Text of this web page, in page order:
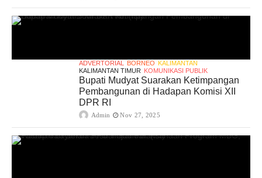
ADVERTORIAL BORNEO KALIMANTAN
KALIMANTAN TIMUR KOMUNIKASI PUBLIK
Bupati Mudyat Suarakan Ketimpangan
Pembangunan di Hadapan Komisi XII
DPR RI
Admin Nov 27, 2025